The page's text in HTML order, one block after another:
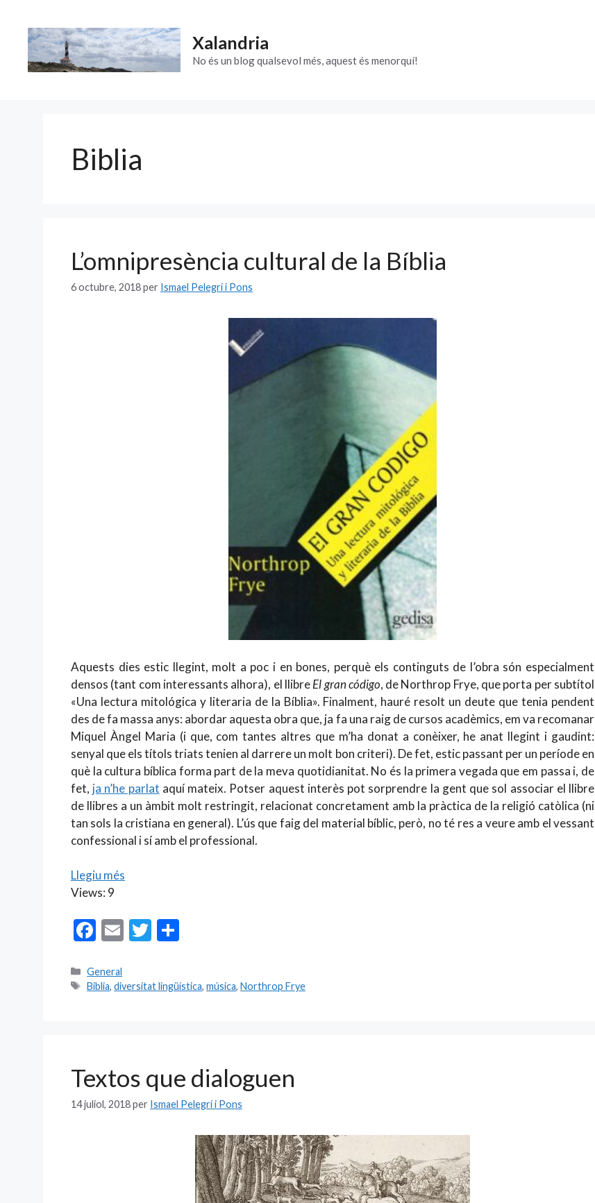
contingut
Xalandria
No és un blog qualsevol més, aquest és menorquí!
Biblia
L’omnipresència cultural de la Bíblia
6 octubre, 2018per Ismael Pelegrí i Pons
Aquests dies estic llegint, molt a poc i en bones, perquè els continguts de l’obra són especialment
densos (tant com interessants alhora), el llibreEl gran código, de Northrop Frye, que porta per subtítol
«Una lectura mitológica y literaria de la Bíblia». Finalment, hauré resolt un deute que tenia pendent
des de fa massa anys: abordar aquesta obra que, ja fa una raig de cursos acadèmics, em va recomanar
Miquel Àngel Maria (i que, com tantes altres que m’ha donat a conèixer, he anat llegint i gaudint:
senyal que els títols triats tenien al darrere un molt bon criteri). De fet, estic passant per un període en
què la cultura bíblica forma part de la meva quotidianitat. No és la primera vegada que em passa i, de
fet, ja n’he parlat aquí mateix. Potser aquest interès pot sorprendre la gent que sol associar el llibre
de llibres a un àmbit molt restringit, relacionat concretament amb la pràctica de la religió catòlica (ni
tan sols la cristiana en general). L’ús que faig del material bíblic, però, no té res a veure amb el vessant
confessional i sí amb el professional.
Llegiu més
Views: 9
F
e
b
E
l
T
er p
Categories
General
Etiquetes
Biblia,diversitat lingüística,música,Northrop Frye
Textos que dialoguen
14 juliol, 2018per Ismael Pelegrí i Pons